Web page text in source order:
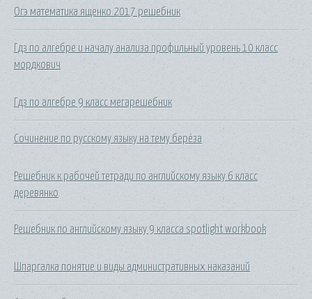
Огэ математика ященко 2017 решебник
Гдз по алгебре и началу анализа профильный уровень 10 класс
мордкович
Гдз по алгебре 9 класс мегарешебник
Сочинение по русскому языку на тему берёза
Решебник к рабочей тетради по английскому языку 6 класс
деревянко
Решебник по английскому языку 9 класса spotlight workbook
Шпаргалка понятие и виды административных наказаний